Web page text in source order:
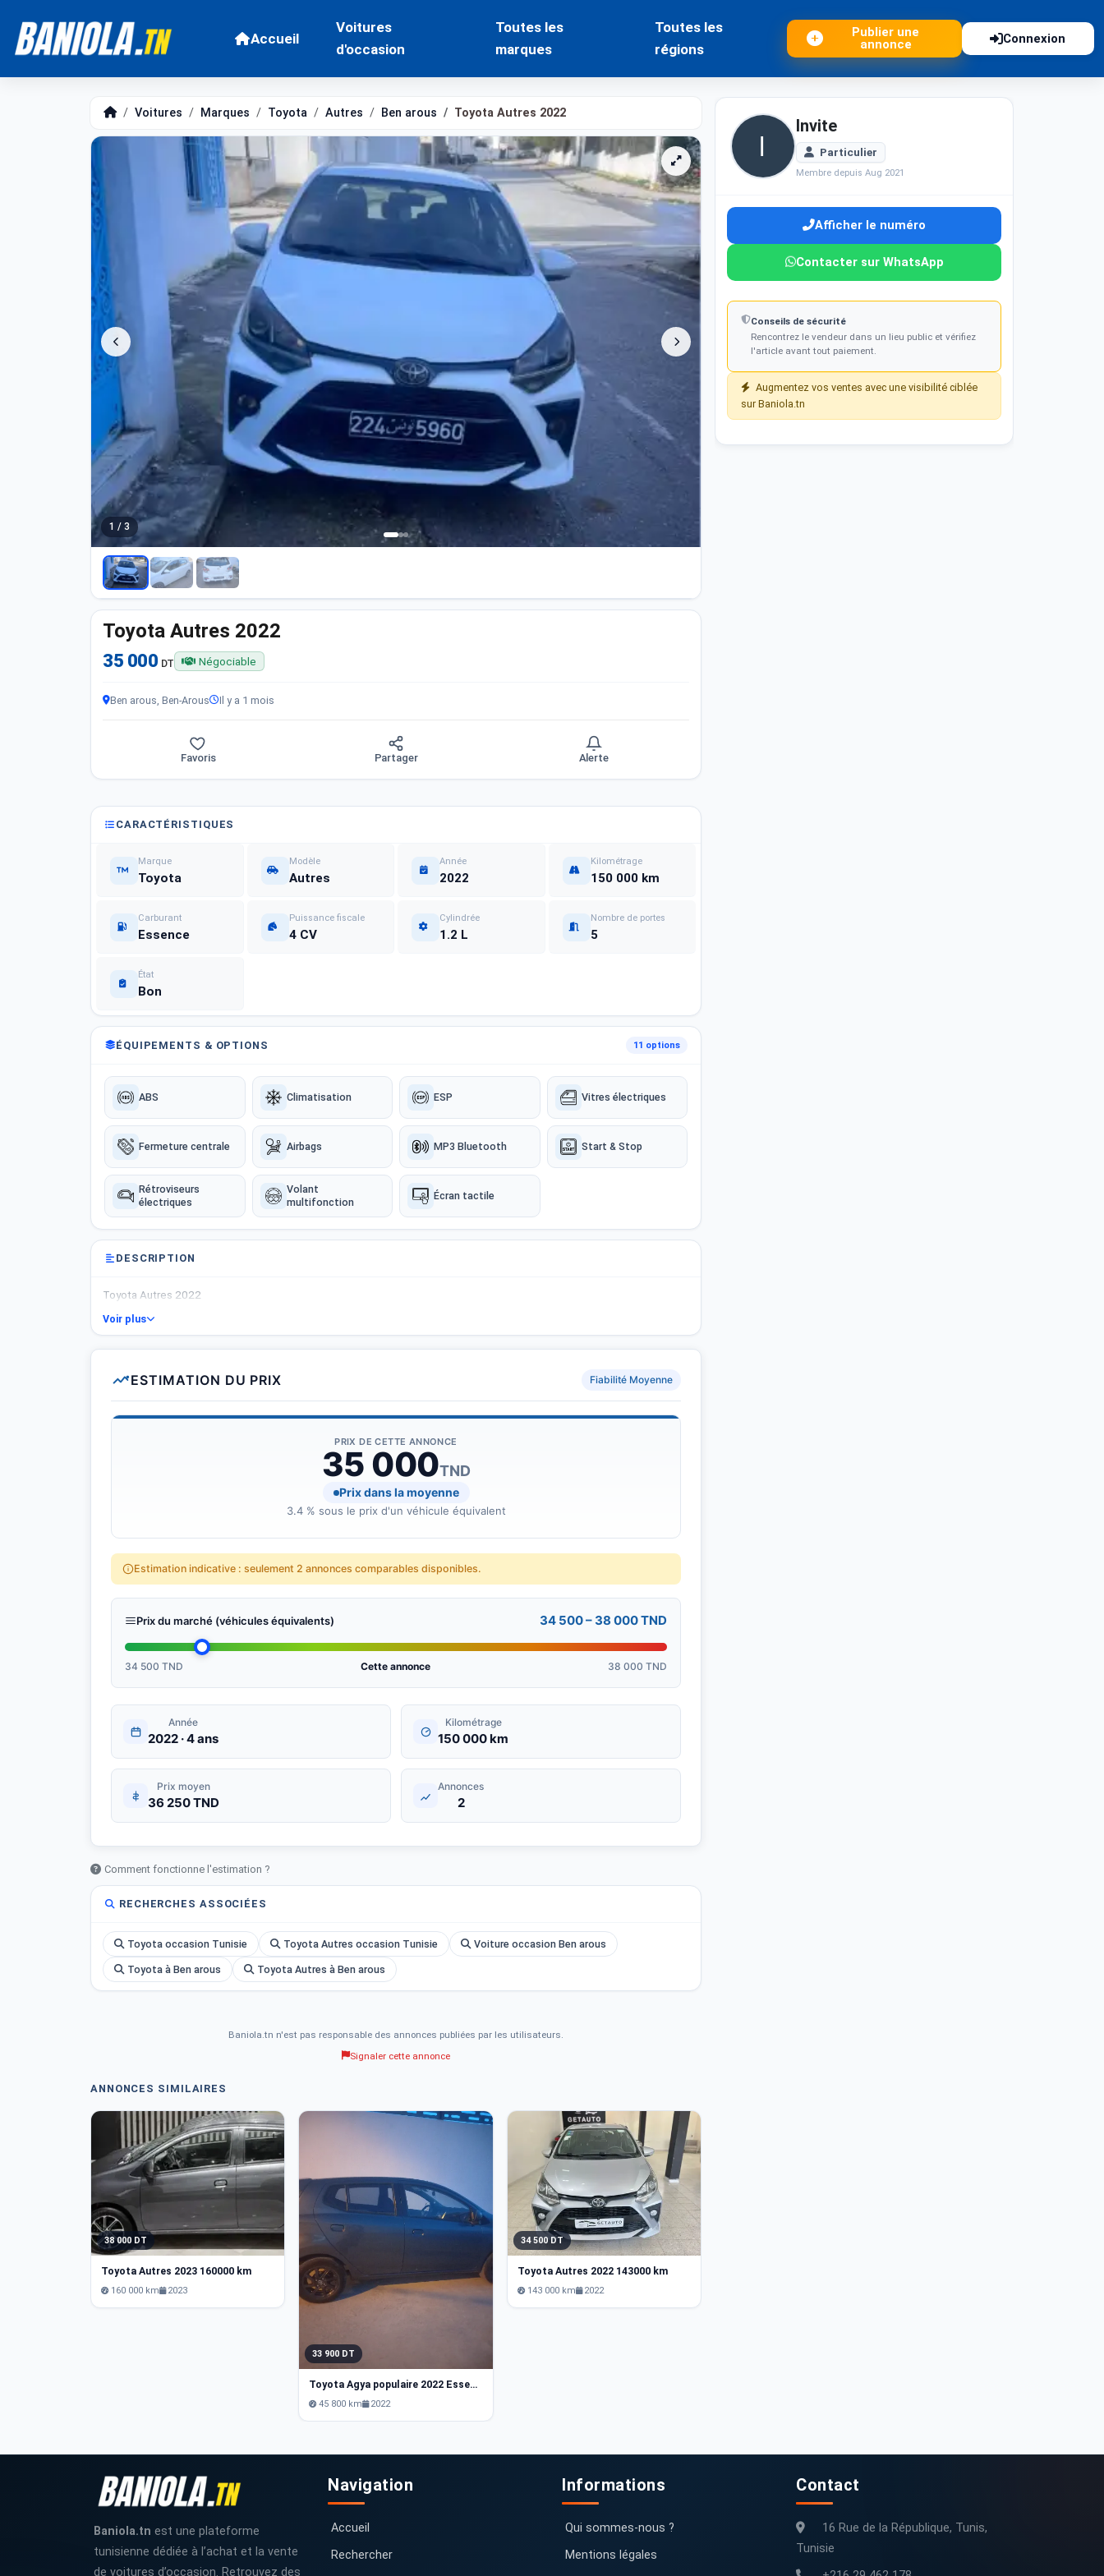
Accueil
Voitures
d'occasion
Toutes les
marques
Toutes les
régions
Publier une
annonce
Connexion
Voitures Marques Toyota Autres Ben arous Toyota Autres 2022
1 / 3
Toyota Autres 2022
35 000 DT Négociable
Ben arous, Ben-Arous Il y a 1 mois
Favoris Partager Alerte
CARACTÉRISTIQUES
Marque
Toyota
Modèle
Autres
Année
2022
Kilométrage
150 000 km
Carburant
Essence
Puissance fiscale
4 CV
Cylindrée
1.2 L
Nombre de portes
5
État
Bon
ÉQUIPEMENTS & OPTIONS 11 options
ABS Climatisation ESP Vitres électriques
Fermeture centrale Airbags MP3 Bluetooth Start & Stop
Rétroviseurs
électriques
Volant
multifonction
Écran tactile
DESCRIPTION
Toyota Autres 2022
Voir plus
ESTIMATION DU PRIX Fiabilité Moyenne
PRIX DE CETTE ANNONCE
35 000TND
Prix dans la moyenne
3.4 % sous le prix d'un véhicule équivalent
Estimation indicative : seulement 2 annonces comparables disponibles.
Prix du marché (véhicules équivalents) 34 500 – 38 000 TND
34 500 TND Cette annonce 38 000 TND
Année
2022 · 4 ans
Kilométrage
150 000 km
Prix moyen
36 250 TND
Annonces
2
Comment fonctionne l'estimation ?
RECHERCHES ASSOCIÉES
Toyota occasion Tunisie Toyota Autres occasion Tunisie Voiture occasion Ben arous
Toyota à Ben arous Toyota Autres à Ben arous
Baniola.tn n'est pas responsable des annonces publiées par les utilisateurs.
Signaler cette annonce
ANNONCES SIMILAIRES
38 000 DT
Toyota Autres 2023 160000 km
160 000 km 2023
33 900 DT
Toyota Agya populaire 2022 Essence 45 800 km Ariana
45 800 km 2022
34 500 DT
Toyota Autres 2022 143000 km
143 000 km 2022
Invite
Particulier
Membre depuis Aug 2021
Afficher le numéro
Contacter sur WhatsApp
Conseils de sécurité
Rencontrez le vendeur dans un lieu public et vérifiez
l'article avant tout paiement.
Augmentez vos ventes avec une visibilité ciblée
sur Baniola.tn
Baniola.tn est une plateforme
tunisienne dédiée à l’achat et la vente
de voitures d’occasion. Retrouvez des
Navigation
Accueil
Rechercher
Informations
Qui sommes-nous ?
Mentions légales
Contact
16 Rue de la République, Tunis,
Tunisie